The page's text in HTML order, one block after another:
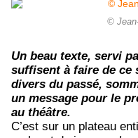
©
Un beau texte, servi
suffisent à faire de ce
divers du passé,
un message pour le
au théâtre.
C’est sur un plateau